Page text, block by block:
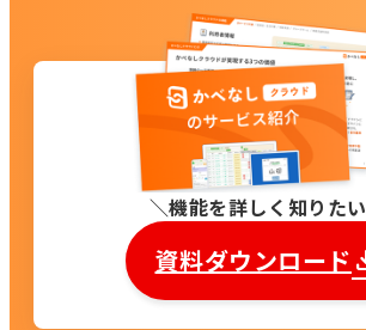
機能を詳しく知りたい
資料ダウンロード